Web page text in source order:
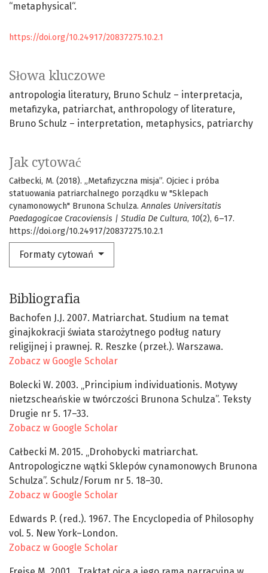
Słowa kluczowe
antropologia literatury Bruno Schulz – interpretacja
metafizyka patriarchat anthropology of literature
Bruno Schulz – interpretation metaphysics patriarchy
Jak cytować
Całbecki, M. (2018). „Metafizyczna misja”. Ojciec i próba
statuowania patriarchalnego porządku w "Sklepach
cynamonowych" Brunona Schulza.Annales Universitatis
Paedagogicae Cracoviensis | Studia De Cultura, 10(2), 6–17.
https://doi.org/10.24917/20837275.10.2.1
Formaty cytowań
“metaphysical“.
https://doi.org/10.24917/20837275.10.2.1
Bibliografia
Bachofen J.J. 2007. Matriarchat. Studium na temat
ginajkokracji świata starożytnego podług natury
religijnej i prawnej. R. Reszke (przeł.). Warszawa.
Zobacz w Google Scholar
Bolecki W. 2003. „Principium individuationis. Motywy
nietzscheańskie w twórczości Brunona Schulza”. Teksty
Drugie nr 5. 17–33.
Zobacz w Google Scholar
Całbecki M. 2015. „Drohobycki matriarchat.
Antropologiczne wątki Sklepów cynamonowych Brunona
Schulza”. Schulz/Forum nr 5. 18–30.
Zobacz w Google Scholar
Edwards P. (red.). 1967. The Encyclopedia of Philosophy
vol. 5. New York–London.
Zobacz w Google Scholar